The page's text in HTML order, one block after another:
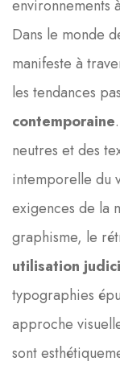
environnements
Dans le monde
manifeste à
les tendances
contemporaine
neutres et des
intemporelle du
exigences de la
graphisme, le
utilisation
typographies
approche
sont